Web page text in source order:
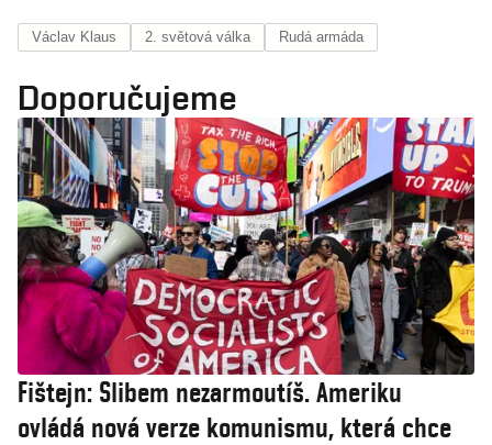
Václav Klaus 2. světová válka Rudá armáda
Doporučujeme
Fištejn: Slibem nezarmoutíš. Ameriku
ovládá nová verze komunismu, která chce